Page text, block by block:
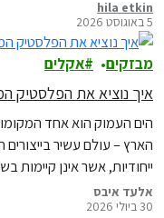
hila etkin
5 באוגוסט 2026
מבזקים אקלים
איך נוציא את הפלסטיק
הים העמוק הוא אחד
הארץ – עולם עשיר בייצורים
ייחודיות, אשר אינן
אלעד איבס
30 ביולי 2026